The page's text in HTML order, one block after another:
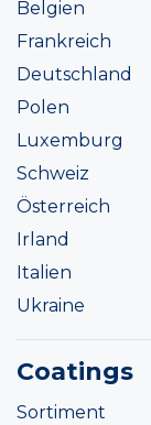
Belgien
Frankreich
Deutschland
Polen
Luxemburg
Schweiz
Österreich
Irland
Italien
Ukraine
Coatings
Sortiment